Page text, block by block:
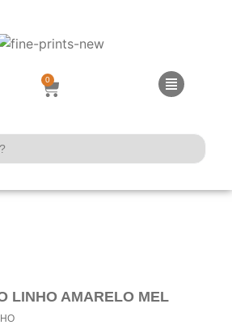
0
LINHO AMARELO MEL